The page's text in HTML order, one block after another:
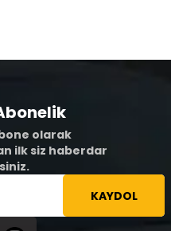
olarak
ilk siz haberdar
KAYDOL